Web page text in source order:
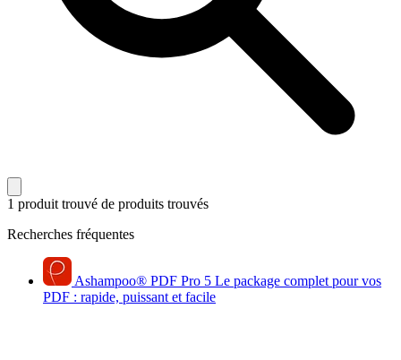
1 produit trouvé de produits trouvés
Recherches fréquentes
Ashampoo® PDF Pro 5 Le package complet pour vos
PDF : rapide, puissant et facile